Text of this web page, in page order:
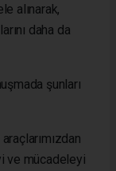
alınarak,
daha da
şunları
ve mücadeleyi